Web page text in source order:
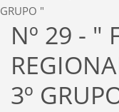
GRUPO "
Nº 29 - "
3º